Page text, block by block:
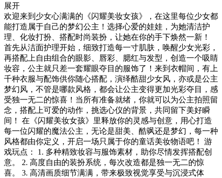
展开
欢迎来到少女心满满的《闪耀美妆女孩》，在这里每位少女都
能打造属于自己的梦幻公主！选择心爱的娃娃，为她清洁护
理、化妆打扮、搭配时尚装扮，让她在你的手下焕然一新！
首先从洁面护理开始，细致打造每一寸肌肤，唤醒少女光彩，
再搭配上自由组合的眼影、唇彩、腮红与发型，创造一个吸睛
妆容，公主就只差一套耀眼夺目的服饰了！来到衣帽间，有上
千种衣服与配饰供你随心搭配，演绎酷甜少女风，亦或是公主
梦幻风，不管是哪款风格，都会让公主变得更加光彩夺目，感
受独一无二的惊喜！当所有准备就绪，你就可以为公主拍照留
念，搭配上可爱的动作，挑选心仪的背景，共同留下美好瞬
间！ 在《闪耀美妆女孩》里释放你的灵感与创意，用心打造
每一位闪耀的魔法公主，无论是甜美、酷飒还是梦幻，每一种
风格都由你定义，开启一场只属于你的童话美妆物语吧！ 游
戏玩点： 1. 多种精致妆容与服饰素材，助你尽情发挥搭配创
意。 2. 高度自由的装扮系统，每次改造都是独一无二的惊
喜。 3. 高清画质细节满满，带来极致视觉享受与沉浸式体